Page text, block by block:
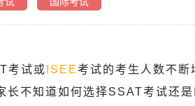
考试或 ISEE考试的考生人数不断
长不知道如何选择SSAT考试还是